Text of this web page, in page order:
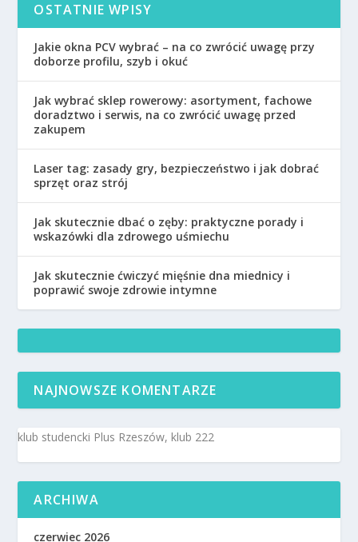
OSTATNIE WPISY
Jakie okna PCV wybrać – na co zwrócić uwagę przy
doborze profilu, szyb i okuć
Jak wybrać sklep rowerowy: asortyment, fachowe
doradztwo i serwis, na co zwrócić uwagę przed
zakupem
Laser tag: zasady gry, bezpieczeństwo i jak dobrać
sprzęt oraz strój
Jak skutecznie dbać o zęby: praktyczne porady i
wskazówki dla zdrowego uśmiechu
Jak skutecznie ćwiczyć mięśnie dna miednicy i
poprawić swoje zdrowie intymne
NAJNOWSZE KOMENTARZE
klub studencki Plus Rzeszów, klub 222
ARCHIWA
czerwiec 2026